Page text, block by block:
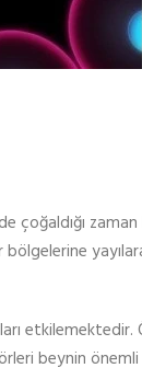
çoğaldığı
bölgelerine
beynin